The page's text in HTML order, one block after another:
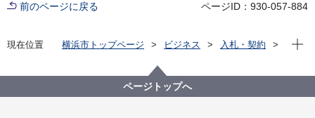
前のページに戻る ページID：930-057-884
現在位置 横浜市トップページ ビジネス
入札・契約
【入札結果掲載】【一般競争入札（WTO）】「ごみと
資源物の分け方・出し方」リーフレット全戸配布委託
現在
ページトップへ